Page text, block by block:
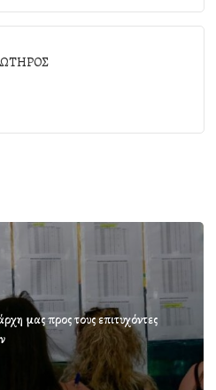
μας προς τους επιτυχόντες